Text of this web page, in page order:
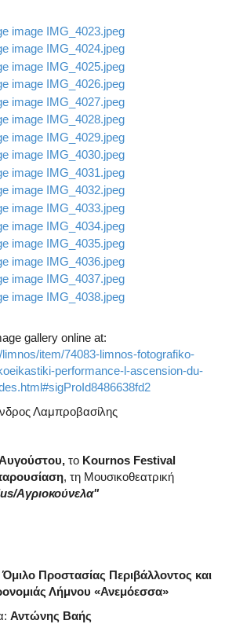
gallery online at:
item/74083-limnos-fotografiko-
performance-l-ascension-du-
Λαμπροβασίλης
το Kournos Festival
, τη Μουσικοθεατρική
Αγριοκούνελα"
Όμιλο Προστασίας Περιβάλλοντος και
Λήμνου «Ανεμόεσσα»
Αντώνης Βαής